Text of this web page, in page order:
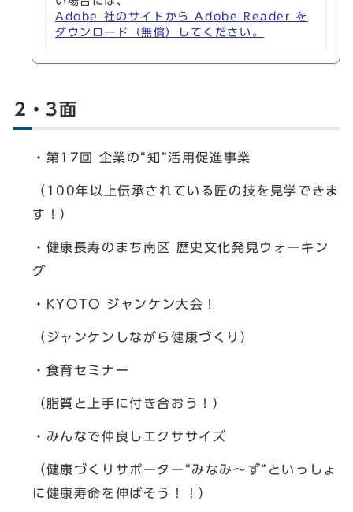
Adobe 社のサイトから Adobe Reader を
ダウンロード（無償）してください。
2・3面
・第17回 企業の“知”活用促進事業
（100年以上伝承されている匠の技を見学できま
す！）
・健康長寿のまち南区 歴史文化発見ウォーキン
グ
・KYOTO ジャンケン大会！
（ジャンケンしながら健康づくり）
・食育セミナー
（脂質と上手に付き合おう！）
・みんなで仲良しエクササイズ
（健康づくりサポーター“みなみ～ず”といっしょ
に健康寿命を伸ばそう！！）